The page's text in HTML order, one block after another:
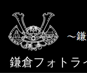
鎌倉フォトラ